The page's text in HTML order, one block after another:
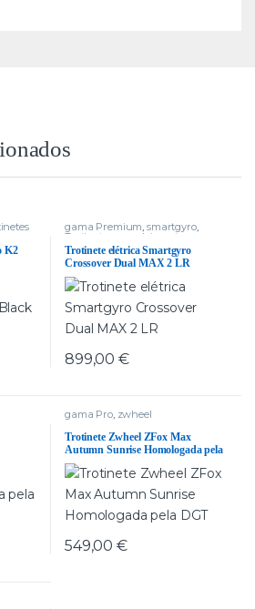
K2
gama Premium,smartgyro,
Trotinetes com dois motores
Trotinetes delivery
Trotinete elétrica Smartgyro
Crossover Dual MAX 2 LR
899,00€
gama Pro, zwheel
Trotinete Zwheel ZFox Max
Autumn Sunrise Homologada pela
DGT
549,00€